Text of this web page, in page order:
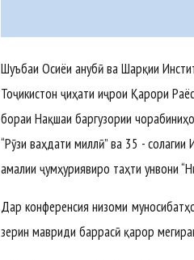
Шуъбаи Осиёи Ҷанубӣ ва Шарқии
Тоҷикистон ҷиҳати иҷрои Қарори
бораи Нақшаи баргузории
“Рӯзи ваҳдати миллӣ” ва 35 -
амалии ҷумҳуриявиро таҳти унвони
Дар конференсия низоми
зерин мавриди баррасӣ қарор